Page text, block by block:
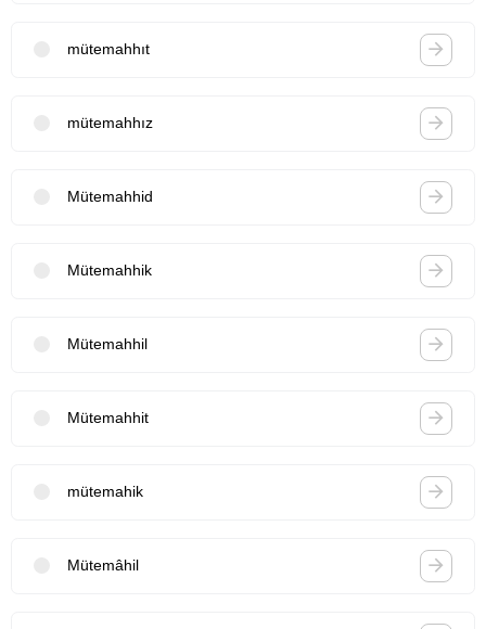
mütemahhıt
mütemahhız
Mütemahhid
Mütemahhik
Mütemahhil
Mütemahhit
mütemahik
Mütemâhil